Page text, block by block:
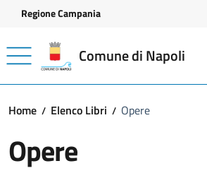
Vai ai contenuti
Vai al footer
Regione Campania
Comune di Napoli
Home Elenco Libri Opere
Opere